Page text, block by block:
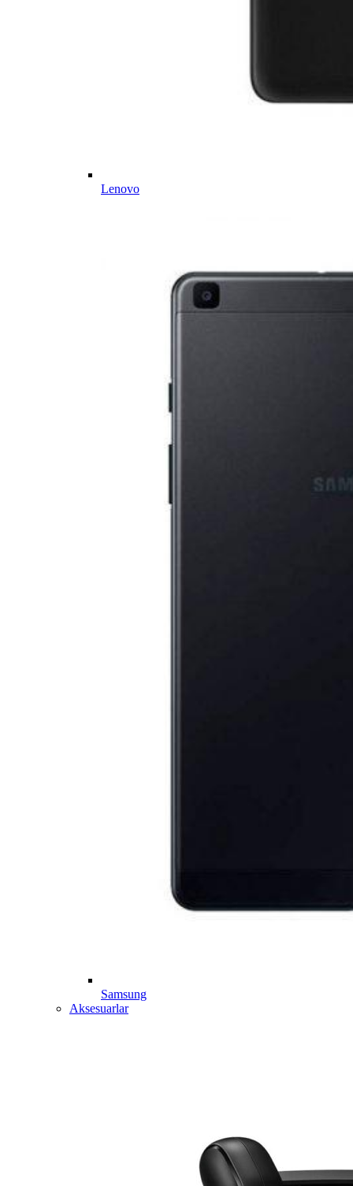
Lenovo
Samsung
Aksesuarlar